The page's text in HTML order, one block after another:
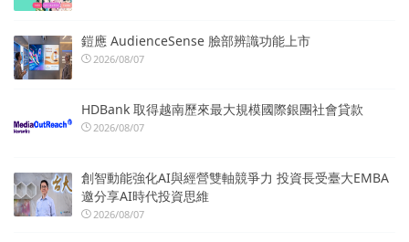
鎧應 AudienceSense 臉部辨識功能上市
2026/08/07
HDBank 取得越南歷來最大規模國際銀團社會貸款
2026/08/07
創智動能強化AI與經營雙軸競爭力 投資長受臺大EMBA
邀分享AI時代投資思維
2026/08/07